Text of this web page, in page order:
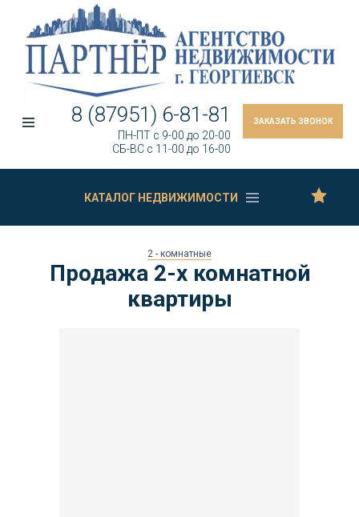
ЗАКАЗАТЬ ЗВОНОК
8 (87951) 6-81-81
ПН-ПТ c 9-00 до 20-00
СБ-ВС c 11-00 до 16-00
КАТАЛОГ НЕДВИЖИМОСТИ
2 - комнатные
Продажа 2-х комнатной
квартиры